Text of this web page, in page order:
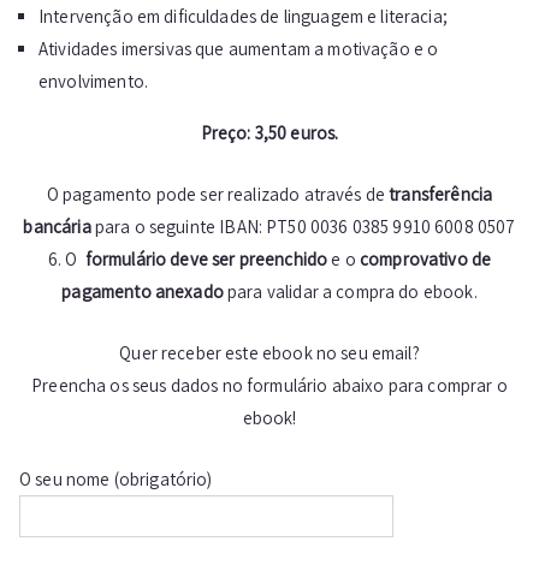
Intervenção em dificuldades de linguagem e literacia;
Atividades imersivas que aumentam a motivação e o
envolvimento.
Preço: 3,50 euros.
O pagamento pode ser realizado através detransferência
bancáriapara o seguinte IBAN: PT50 0036 0385 9910 6008 0507
6. O formulário deve ser preenchido e o comprovativo de
pagamento anexadopara validar a compra do ebook.
Quer receber este ebook no seu email?
Preencha os seus dados no formulário abaixo para comprar o
ebook!
O seu nome (obrigatório)